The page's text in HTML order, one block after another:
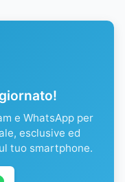
e WhatsApp per
esclusive ed
tuo smartphone.